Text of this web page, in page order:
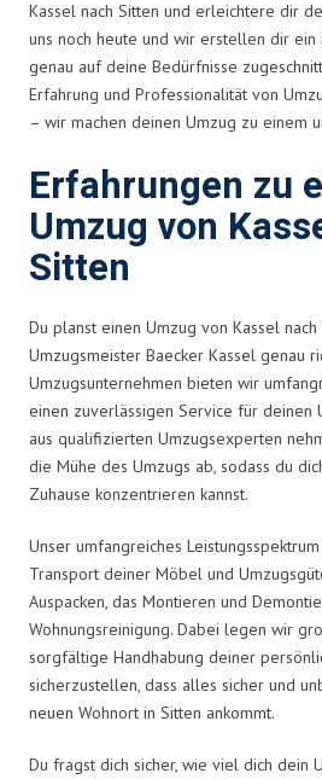
Kassel nach Sitten und erleichtere dir
uns noch heute und wir erstellen dir
genau auf deine Bedürfnisse
Erfahrung und Professionalität von
– wir machen deinen Umzug zu einem
Erfahrungen zu
Umzug von
Sitten
Du planst einen Umzug von Kassel
Umzugsmeister Baecker Kassel genau
Umzugsunternehmen bieten wir
einen zuverlässigen Service für deinen
aus qualifizierten Umzugsexperten
die Mühe des Umzugs ab, sodass du
Zuhause konzentrieren kannst.
Unser umfangreiches
Transport deiner Möbel und
Auspacken, das Montieren und
Wohnungsreinigung. Dabei legen wir
sorgfältige Handhabung deiner
sicherzustellen, dass alles sicher und
neuen Wohnort in Sitten ankommt.
Du fragst dich sicher, wie viel dich dein